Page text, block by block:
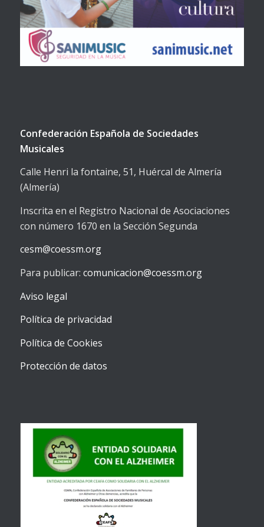
Confederación Española de Sociedades
Musicales
Calle Henri la fontaine, 51, Huércal de Almería
(Almería)
Inscrita en el Registro Nacional de Asociaciones
con número 1670 en la Sección Segunda
cesm@coessm.org
Para publicar: comunicacion@coessm.org
Aviso legal
Política de privacidad
Política de Cookies
Protección de datos